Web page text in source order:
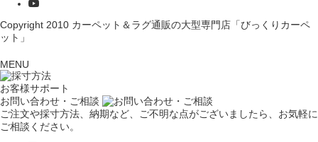
Copyright 2010 カーペット＆ラグ通販の大型専門店「びっくりカーペ
ット」
MENU
お客様サポート
お問い合わせ・ご相談
ご注文や採寸方法、納期など、ご不明な点がございましたら、お気軽に
ご相談ください。